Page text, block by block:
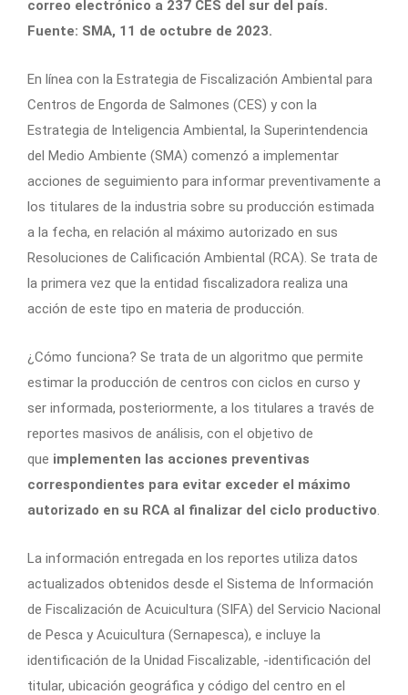
correo electrónico a 237 CES del sur del país.
Fuente: SMA, 11 de octubre de 2023.
En línea con la Estrategia de Fiscalización Ambiental para
Centros de Engorda de Salmones (CES) y con la
Estrategia de Inteligencia Ambiental, la Superintendencia
del Medio Ambiente (SMA) comenzó a implementar
acciones de seguimiento para informar preventivamente a
los titulares de la industria sobre su producción estimada
a la fecha, en relación al máximo autorizado en sus
Resoluciones de Calificación Ambiental (RCA). Se trata de
la primera vez que la entidad fiscalizadora realiza una
acción de este tipo en materia de producción.
¿Cómo funciona? Se trata de un algoritmo que permite
estimar la producción de centros con ciclos en curso y
ser informada, posteriormente, a los titulares a través de
reportes masivos de análisis, con el objetivo de
que implementen las acciones preventivas
correspondientes para evitar exceder el máximo
autorizado en su RCA al finalizar del ciclo productivo.
La información entregada en los reportes utiliza datos
actualizados obtenidos desde el Sistema de Información
de Fiscalización de Acuicultura (SIFA) del Servicio Nacional
de Pesca y Acuicultura (Sernapesca), e incluye la
identificación de la Unidad Fiscalizable, -identificación del
titular, ubicación geográfica y código del centro en el